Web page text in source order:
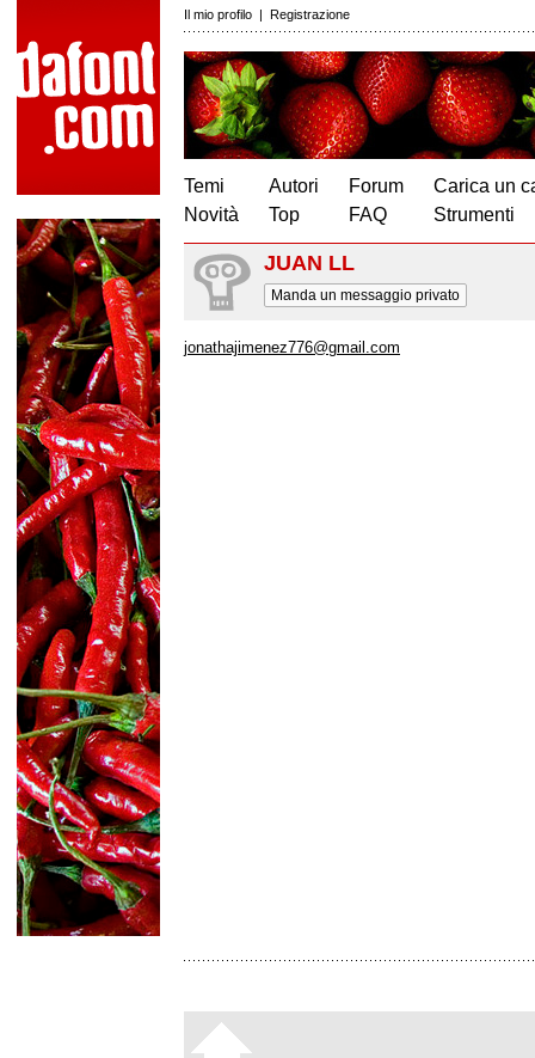
Il mio profilo | Registrazione
Temi
Novità
Autori
Top
Forum
FAQ
Carica un
Strumenti
JUAN LL
Manda un messaggio privato
jonathajimenez776@gmail.com